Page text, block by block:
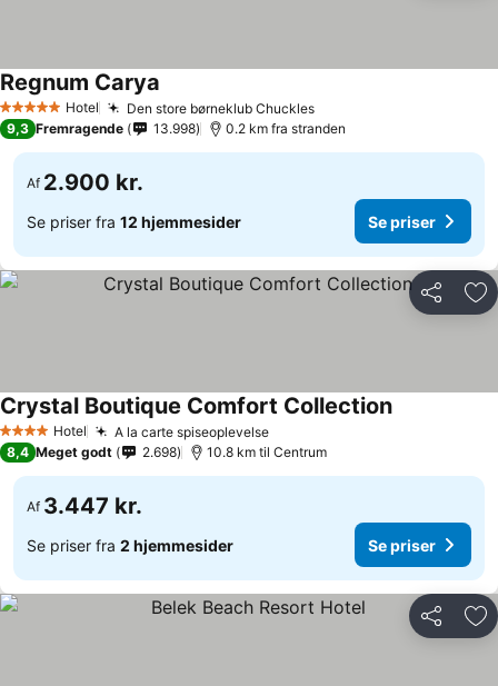
5 Stjerner Hotel Den store børneklub Chuckles
Regnum Carya
9,3 Fremragende 13.998 0.2 km fra stranden
Af 2.900 kr.
Se priser fra 12 hjemmesider Se priser
Del
4 StjernerHotel A la carte spiseoplevelse
Crystal Boutique Comfort Collection
8,4 Meget godt 2.698 10.8 km til Centrum
Af 3.447 kr.
Se priser fra 2 hjemmesider Se priser
Del